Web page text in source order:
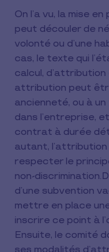
On l’a vu, la mise
peut découler de
volonté ou d’une
cas, le texte qui
calcul,
attribution peut
ancienneté, ou à
dans l’entreprise,
contrat à durée
autant,
respecter le
non-
d’une subvention
mettre en place
inscrire ce point à
Ensuite, le comité
ses modalités